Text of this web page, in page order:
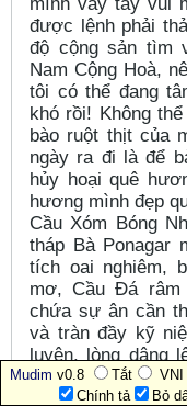
được lệnh phải
độ cộng sản tìm
Nam Cộng Hoà,
tôi có thể đang
khó rồi! Không
bào ruột thịt của
ngày ra đi là để
hủy hoại quê
hương mình đẹp
Cầu Xóm Bóng
tháp Bà Ponagar
tích oai nghiêm,
mơ, Cầu Đá
chứa sự ân cần
và tràn đầy kỹ
luyện, lòng dâng
từ giã ghế nhà
đào tạo nghề
Mudim v0.8 Tắt VNI
Chính tả
Bỏ